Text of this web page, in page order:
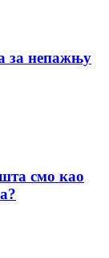
за непажњу
смо као